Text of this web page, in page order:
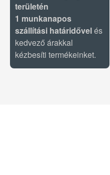
területén
1 munkanapos
szállítási határidővelés
kedvező árakkal
kézbesíti termékeinket.